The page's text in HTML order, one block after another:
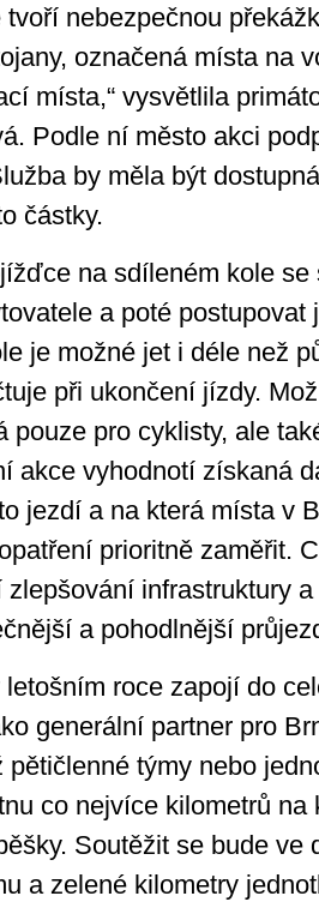
nebezpečnou
označená místa na
místa,“ vysvětlila
Podle ní město akci
by měla být
částky.
na sdíleném kole
a poté postupovat
je možné jet i déle než
při ukončení jízdy.
pouze pro cyklisty, ale
akce vyhodnotí získaná
jezdí a na která místa v
prioritně zaměřit.
infrastruktury
a pohodlnější
roce zapojí do
generální partner pro
pětičlenné týmy nebo
co nejvíce kilometrů na
Soutěžit se bude ve
a zelené kilometry